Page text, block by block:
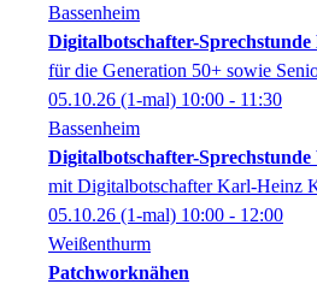
Bassenheim
Digitalbotschafter-Sprechstunde
für die Generation 50+ sowie
05.10.26 (1-mal) 10:00 - 11:30
Bassenheim
Digitalbotschafter-
mit Digitalbotschafter Karl-Heinz
05.10.26 (1-mal) 10:00 - 12:00
Weißenthurm
Patchworknähen